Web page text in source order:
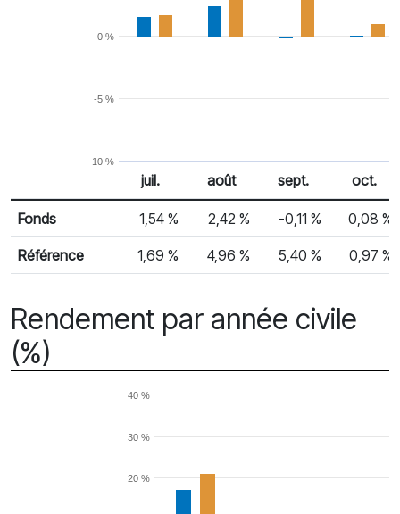
-10 %
-5 %
0 %
Rendement mensuel
% Rendement
juil. août sept. oct.
Fonds 1,54 % 2,42 % -0,11 % 0,08 %
Référence 1,69 % 4,96 % 5,40 % 0,97 %
Rendement par année civile
(%)
20 %
30 %
40 %